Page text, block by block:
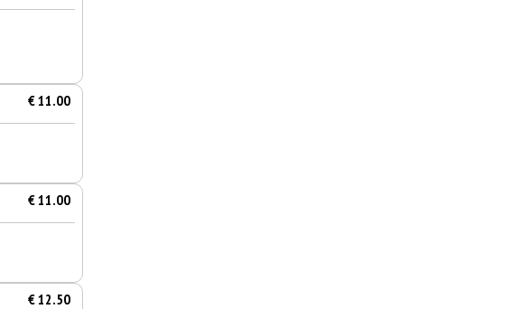
€ 11.00
€ 11.00
€ 12.50